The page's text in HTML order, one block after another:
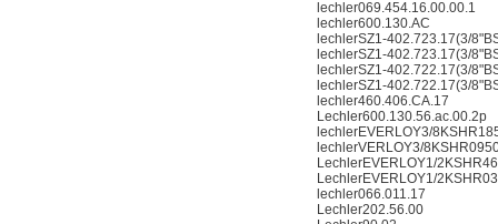
lechler069.454.16.00.00.1
lechler600.130.AC
lechlerSZ1-402.723.17(3/
lechlerSZ1-402.723.17(3/
lechlerSZ1-402.722.17(3/
lechlerSZ1-402.722.17(3/
lechler460.406.CA.17
Lechler600.130.56.ac.00.2p
lechlerEVERLOY3/
lechlerVERLOY3/
LechlerEVERLOY1/
LechlerEVERLOY1/
lechler066.011.17
Lechler202.56.00